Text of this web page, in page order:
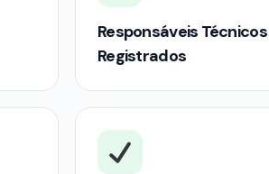
Responsáveis Técnicos
Registrados